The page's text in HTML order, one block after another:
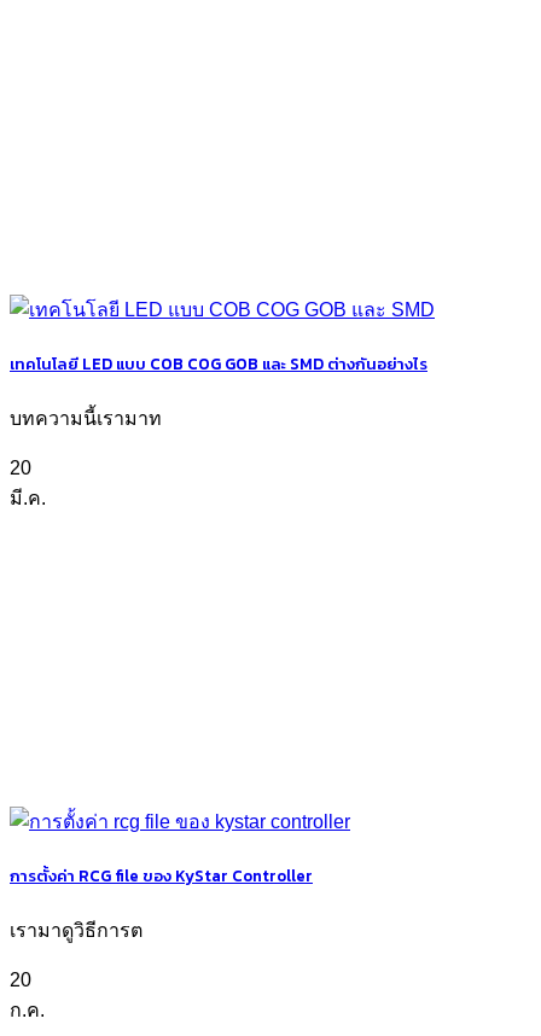
เทคโนโลยี LED แบบ COB COG GOB และ SMD ต่างกันอย่างไร
บทความนี้เรามาท
20
มี.ค.
การตั้งค่า RCG file ของ KyStar Controller
เรามาดูวิธีการต
20
ก.ค.